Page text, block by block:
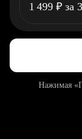
1 499 ₽ за
Нажимая